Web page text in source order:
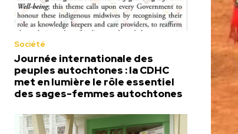
Société
Journée internationale des
peuples autochtones : la CDHC
met en lumière le rôle essentiel
des sages-femmes autochtones